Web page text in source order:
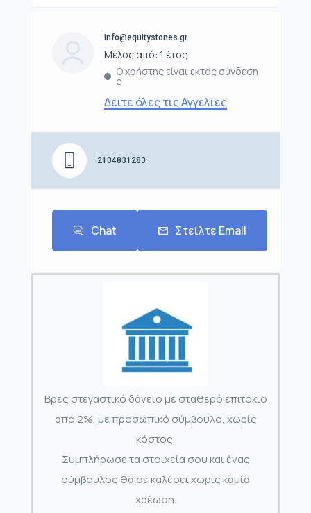
info@equitystones.gr
Μέλος από: 1 έτος
Ο χρήστης είναι εκτός σύνδεση
ς
Δείτε όλες τις Αγγελίες
2104831283
Chat Στείλτε Email
Βρες στεγαστικό δάνειο με σταθερό επιτόκιο
από 2%, με προσωπικό σύμβουλο, χωρίς
κόστος.
Συμπλήρωσε τα στοιχεία σου και ένας
σύμβουλος θα σε καλέσει χωρίς καμία
χρέωση.